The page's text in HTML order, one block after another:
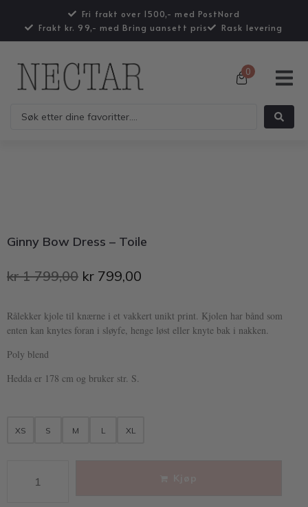
Fri frakt over 1500,- med PostNord
Frakt kr. 99,- med Bring uansett pris
Rask levering
0
Ginny Bow Dress – Toile
kr1 799,00 kr 799,00
Rålekker kjole til knærne i et vakkert unikt print. Kjolen har bånd som
enten kan knytes foran i sløyfe, henge løst eller knyte bak i nakken.
Poly blend
Hedda er 178 cm og bruker str. S.
XS S M L XL